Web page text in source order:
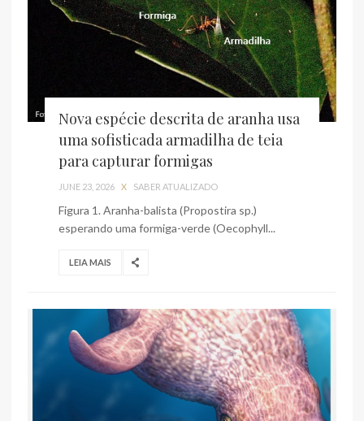
Nova espécie descrita de aranha usa
uma sofisticada armadilha de teia
para capturar formigas
JUNE 23, 2026 X SABER ATUALIZADO
Figura 1. Aranha-balista (Propostira sp.)
esperando uma formiga-verde (Oecophyll...
LEIA MAIS